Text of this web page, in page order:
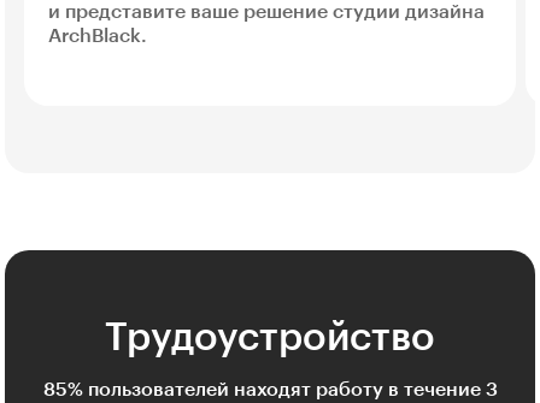
и представите ваше решение студии дизайна
ArchBlack.
Трудоустройство
85% пользователей находят работу в течение 3